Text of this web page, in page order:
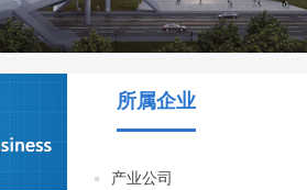
所属企业
产业公司